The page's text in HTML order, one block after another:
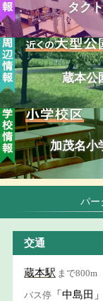
タクト
蔵本公
加茂名小
パー
交通
蔵本駅 まで800m
バス停 「中島田」